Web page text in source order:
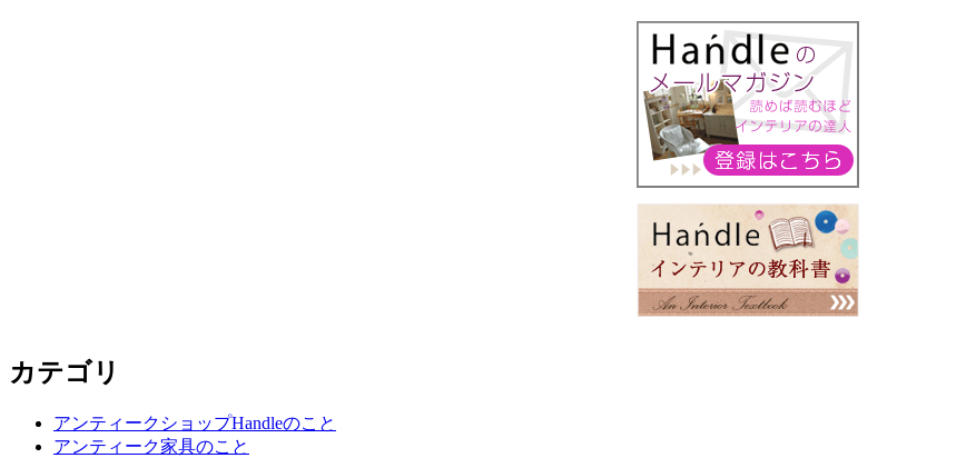
カテゴリ
アンティークショップHandleのこと
アンティーク家具のこと